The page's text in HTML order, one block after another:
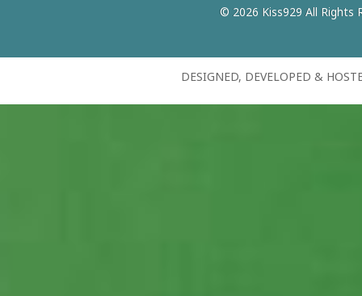
© 2026 Kiss929 All Rights
DESIGNED, DEVELOPED &